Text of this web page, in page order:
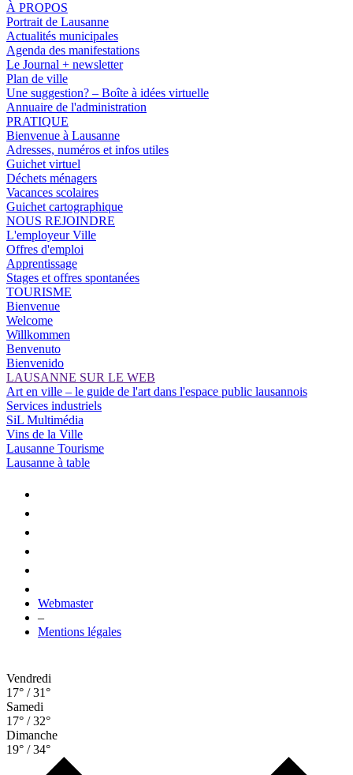
À PROPOS
Portrait de Lausanne
Actualités municipales
Agenda des manifestations
Le Journal + newsletter
Plan de ville
Une suggestion? – Boîte à idées virtuelle
Annuaire de l'administration
PRATIQUE
Bienvenue à Lausanne
Adresses, numéros et infos utiles
Guichet virtuel
Déchets ménagers
Vacances scolaires
Guichet cartographique
NOUS REJOINDRE
L'employeur Ville
Offres d'emploi
Apprentissage
Stages et offres spontanées
TOURISME
Bienvenue
Welcome
Willkommen
Benvenuto
Bienvenido
LAUSANNE SUR LE WEB
Art en ville – le guide de l'art dans l'espace public lausannois
Services industriels
SiL Multimédia
Vins de la Ville
Lausanne Tourisme
Lausanne à table
Webmaster
–
Mentions légales
Vendredi
17° / 31°
Samedi
17° / 32°
Dimanche
19° / 34°